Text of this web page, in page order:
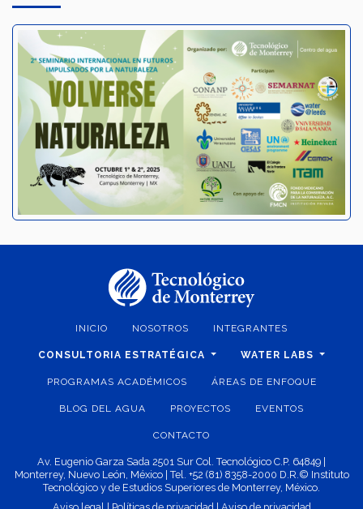
INICIO NOSOTROS INTEGRANTES
CONSULTORIA ESTRATÉGICA WATER LABS
PROGRAMAS ACADÉMICOS ÁREAS DE ENFOQUE
BLOG DEL AGUA PROYECTOS EVENTOS
CONTACTO
Av. Eugenio Garza Sada 2501 Sur Col. Tecnológico C.P. 64849 |
Monterrey, Nuevo León, México | Tel. +52 (81) 8358-2000 D.R.© Instituto
Tecnológico y de Estudios Superiores de Monterrey, México.